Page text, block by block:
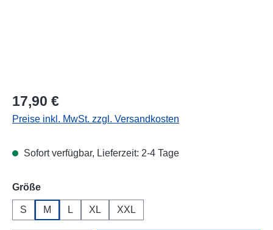
Regulärer Preis:
17,90 €
Preise inkl. MwSt. zzgl. Versandkosten
Sofort verfügbar, Lieferzeit: 2-4 Tage
Größeauswählen
S M L XL XXL